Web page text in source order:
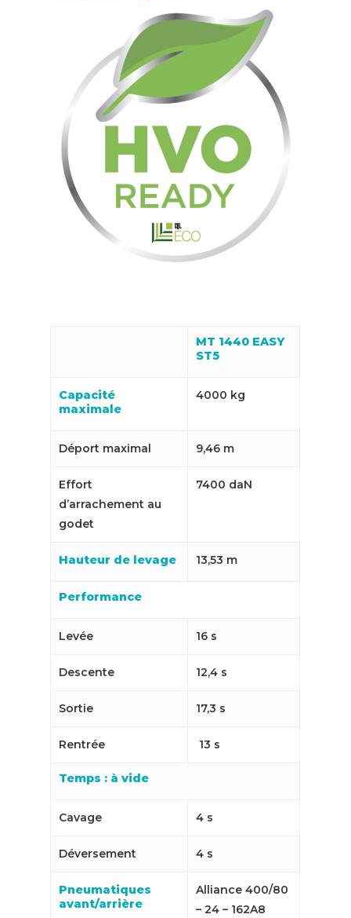
MT 1440 EASY
ST5
Capacité
maximale
4000 kg
Déport maximal 9,46 m
Effort
d’arrachement au
godet
7400 daN
Hauteur de levage 13,53 m
Performance
Levée 16 s
Descente 12,4 s
Sortie 17,3 s
Rentrée 13 s
Temps : à vide
Cavage 4 s
Déversement 4 s
Pneumatiques
avant/arrière
Alliance 400/80
– 24 – 162A8